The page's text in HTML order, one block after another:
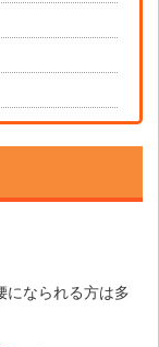
になられる方は多